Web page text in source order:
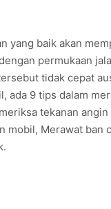
yang baik akan
permukaan
tidak cepat
ada 9 tips dalam
tekanan
mobil, Merawat ban